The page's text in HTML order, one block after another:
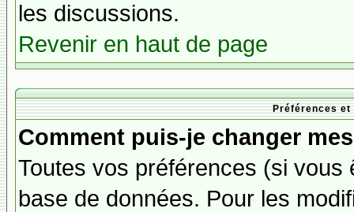
les discussions.
Revenir en haut de page
Préférences
Comment puis-je changer
Toutes vos préférences (si
base de données. Pour les